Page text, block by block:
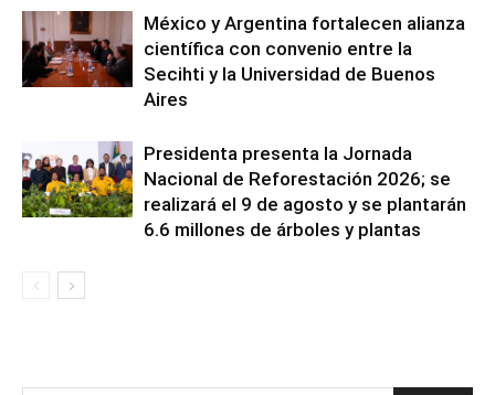
México y Argentina fortalecen alianza
científica con convenio entre la
Secihti y la Universidad de Buenos
Aires
Presidenta presenta la Jornada
Nacional de Reforestación 2026; se
realizará el 9 de agosto y se plantarán
6.6 millones de árboles y plantas